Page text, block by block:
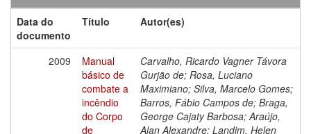
Data do
documento
Título Autor(es)
2009
Manual
básico de
combate a
incêndio
do Corpo
de
Carvalho, Ricardo Vagner Távora
Gurjão de; Rosa, Luciano
Maximiano; Silva, Marcelo Gomes;
Barros, Fábio Campos de; Braga,
George Cajaty Barbosa; Araújo,
Alan Alexandre; Landim, Helen